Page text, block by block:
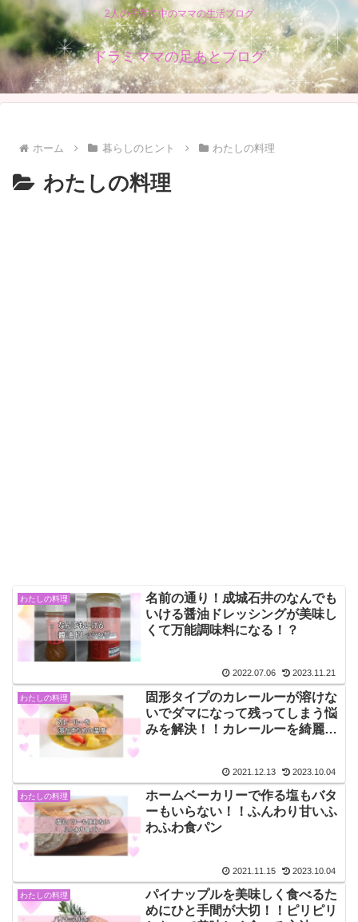
2人の子育て中のママの生活ブログ
ドラミママの足あとブログ
ホーム 暮らしのヒント わたしの料理
わたしの料理
わたしの料理
名前の通り！成城石井のなんでも
いける醤油ドレッシングが美味し
くて万能調味料になる！？
2022.07.06 2023.11.21
わたしの料理
固形タイプのカレールーが溶けな
いでダマになって残ってしまう悩
みを解決！！カレールーを綺麗に
2021.12.13 2023.10.04
わたしの料理
ホームベーカリーで作る塩もバタ
ーもいらない！！ふんわり甘いふ
わふわ食パン
2021.11.15 2023.10.04
わたしの料理
パイナップルを美味しく食べるた
めにひと手間が大切！！ピリピリ